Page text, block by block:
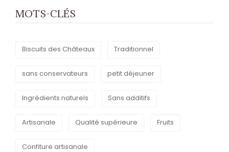
MOTS-CLÉS
Biscuits des Châteaux Traditionnel
sans conservateurs petit déjeuner
Ingrédients naturels Sans additifs
Artisanale Qualité supérieure Fruits
Confiture artisanale